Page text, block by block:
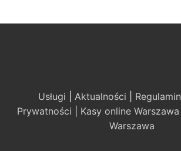
Usługi Aktualności Regulamin
Prywatności
Kasy online Warszawa
Warszawa